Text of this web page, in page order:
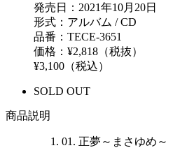
発売日：2021年10月20日
形式：アルバム / CD
品番：TECE-3651
価格：¥2,818（税抜）
¥3,100（税込）
SOLD OUT
商品説明
01. 正夢～まさゆめ～